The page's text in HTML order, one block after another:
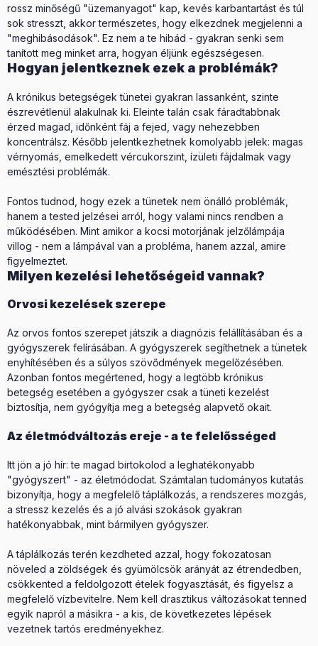
rossz minőségű "üzemanyagot" kap, kevés karbantartást és túl
sok stresszt, akkor természetes, hogy elkezdnek megjelenni a
"meghibásodások". Ez nem a te hibád - gyakran senki sem
tanított meg minket arra, hogyan éljünk egészségesen.
Hogyan jelentkeznek ezek a problémák?
A krónikus betegségek tünetei gyakran lassanként, szinte
észrevétlenül alakulnak ki. Eleinte talán csak fáradtabbnak
érzed magad, időnként fáj a fejed, vagy nehezebben
koncentrálsz. Később jelentkezhetnek komolyabb jelek: magas
vérnyomás, emelkedett vércukorszint, ízületi fájdalmak vagy
emésztési problémák.
Fontos tudnod, hogy ezek a tünetek nem önálló problémák,
hanem a tested jelzései arról, hogy valami nincs rendben a
működésében. Mint amikor a kocsi motorjának jelzőlámpája
villog - nem a lámpával van a probléma, hanem azzal, amire
figyelmeztet.
Milyen kezelési lehetőségeid vannak?
Orvosi kezelések szerepe
Az orvos fontos szerepet játszik a diagnózis felállításában és a
gyógyszerek felírásában. A gyógyszerek segíthetnek a tünetek
enyhítésében és a súlyos szövődmények megelőzésében.
Azonban fontos megértened, hogy a legtöbb krónikus
betegség esetében a gyógyszer csak a tüneti kezelést
biztosítja, nem gyógyítja meg a betegség alapvető okait.
Az életmódváltozás ereje - a te felelősséged
Itt jön a jó hír: te magad birtokolod a leghatékonyabb
"gyógyszert" - az életmódodat. Számtalan tudományos kutatás
bizonyítja, hogy a megfelelő táplálkozás, a rendszeres mozgás,
a stressz kezelés és a jó alvási szokások gyakran
hatékonyabbak, mint bármilyen gyógyszer.
A táplálkozás terén kezdheted azzal, hogy fokozatosan
növeled a zöldségek és gyümölcsök arányát az étrendedben,
csökkented a feldolgozott ételek fogyasztását, és figyelsz a
megfelelő vízbevitelre. Nem kell drasztikus változásokat tenned
egyik napról a másikra - a kis, de következetes lépések
vezetnek tartós eredményekhez.